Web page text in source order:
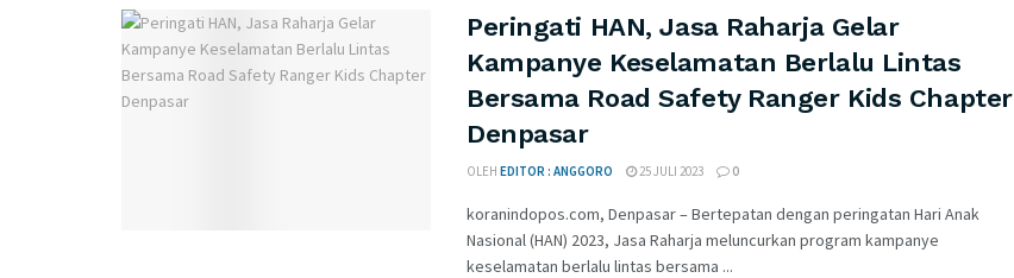
Peringati HAN, Jasa Raharja Gelar
Kampanye Keselamatan Berlalu Lintas
Bersama Road Safety Ranger Kids Chapter
Denpasar
OLEH EDITOR : ANGGORO 25 JULI 2023 0
koranindopos.com, Denpasar – Bertepatan dengan peringatan Hari Anak
Nasional (HAN) 2023, Jasa Raharja meluncurkan program kampanye
keselamatan berlalu lintas bersama ...